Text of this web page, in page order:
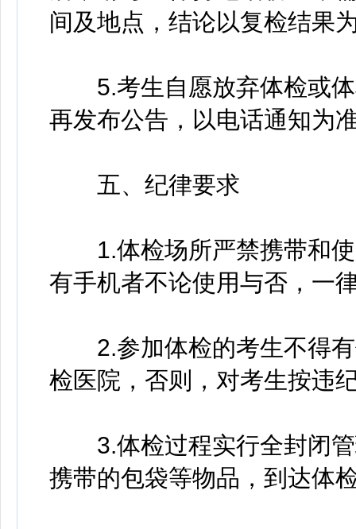
间及地点，结论以复检结果
5.考生自愿放弃体检或体
再发布公告，以电话通知为
五、纪律要求
1.体检场所严禁携带和使
有手机者不论使用与否，一
2.参加体检的考生不得有
检医院，否则，对考生按违
3.体检过程实行全封闭管
携带的包袋等物品，到达体